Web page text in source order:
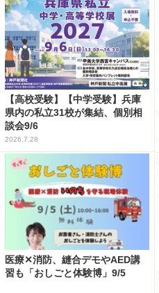
【高校受験】【中学受験】兵庫
県内の私立31校が集結、個別相
談会9/6
2026.7.28
医療✕消防、縫合デモやAED講
習も「おしごと体験博」9/5